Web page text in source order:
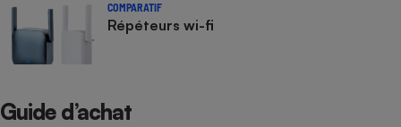
COMPARATIF
Répéteurs wi-fi
Guide d’achat